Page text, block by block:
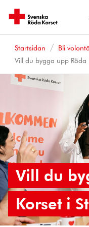
Startsidan
Bli
Vill du bygga upp Röda
Vill du
Korset i